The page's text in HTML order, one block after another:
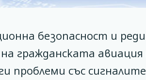
безопасност и
гражданската авиация
проблеми със